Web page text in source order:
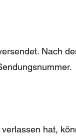
Nach
hat,